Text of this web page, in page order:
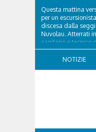
Questa mattina
per un
discesa dalla
Nuvolau. Atterrati
sanitario e tecnico
raggiunto il
NOTIZIE